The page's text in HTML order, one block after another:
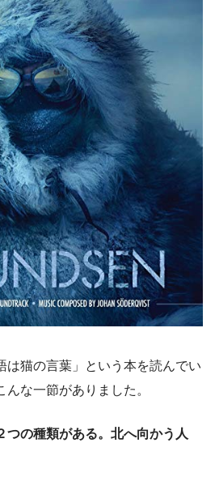
は猫の言葉」という本を読んでい
な一節がありました。
つの種類がある。北へ向かう人